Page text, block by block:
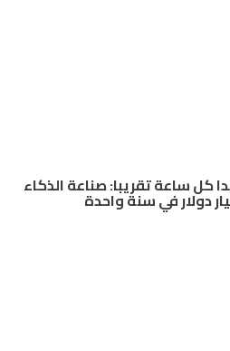
كل ساعة تقريبا: صناعة الذكاء